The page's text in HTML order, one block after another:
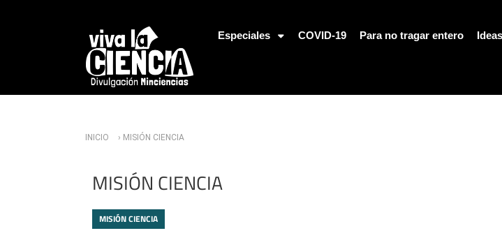
Especiales COVID-19 Para no tragar entero
Usted está aquí
INICIO › MISIÓN CIENCIA
MISIÓN CIENCIA
MISIÓN CIENCIA